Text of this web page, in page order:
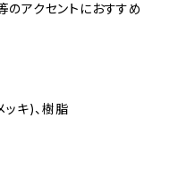
のアクセントにおすすめ
キ)、樹脂